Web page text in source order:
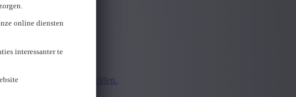
online diensten
interessanter te
Opnieuw aanmelden.